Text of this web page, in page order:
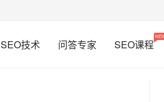
SEO技术 问答专家 SEO课程